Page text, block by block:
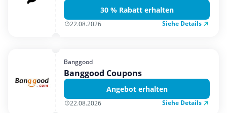
30 % Rabatt erhalten
22.08.2026 Siehe Details
Banggood
Banggood Coupons
Angebot erhalten
22.08.2026 Siehe Details